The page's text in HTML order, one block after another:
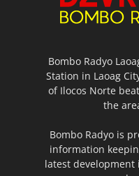
Bombo Radyo
Station in Laoag
of Ilocos Norte
the
Bombo Radyo is
information
latest development